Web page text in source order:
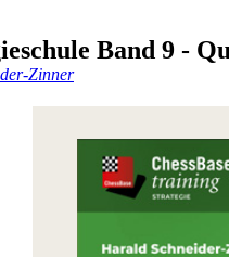
Band 9 -
Zinner